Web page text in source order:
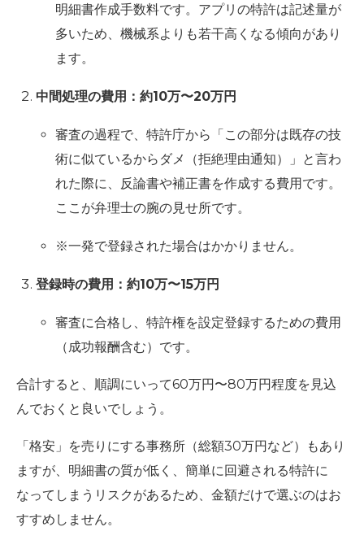
明細書作成手数料です。アプリの特許は記述量が
多いため、機械系よりも若干高くなる傾向があり
ます。
中間処理の費用：約10万〜20万円
審査の過程で、特許庁から「この部分は既存の技
術に似ているからダメ（拒絶理由通知）」と言わ
れた際に、反論書や補正書を作成する費用です。
ここが弁理士の腕の見せ所です。
※一発で登録された場合はかかりません。
登録時の費用：約10万〜15万円
審査に合格し、特許権を設定登録するための費用
（成功報酬含む）です。
合計すると、順調にいって60万円〜80万円程度を見込
んでおくと良いでしょう。
「格安」を売りにする事務所（総額30万円など）もあり
ますが、明細書の質が低く、簡単に回避される特許に
なってしまうリスクがあるため、金額だけで選ぶのはお
すすめしません。